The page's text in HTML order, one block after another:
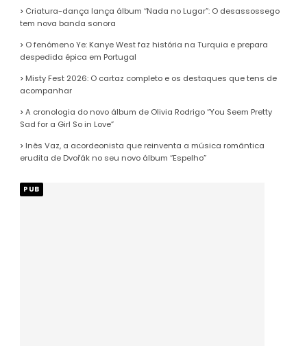
Criatura-dança lança álbum “Nada no Lugar”: O desassossego
tem nova banda sonora
O fenómeno Ye: Kanye West faz história na Turquia e prepara
despedida épica em Portugal
Misty Fest 2026: O cartaz completo e os destaques que tens de
acompanhar
A cronologia do novo álbum de Olivia Rodrigo “You Seem Pretty
Sad for a Girl So in Love”
Inês Vaz, a acordeonista que reinventa a música romântica
erudita de Dvořák no seu novo álbum “Espelho”
PUB